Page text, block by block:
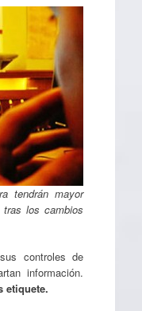
tendrán mayor
los cambios
controles de
información.
etiquete.